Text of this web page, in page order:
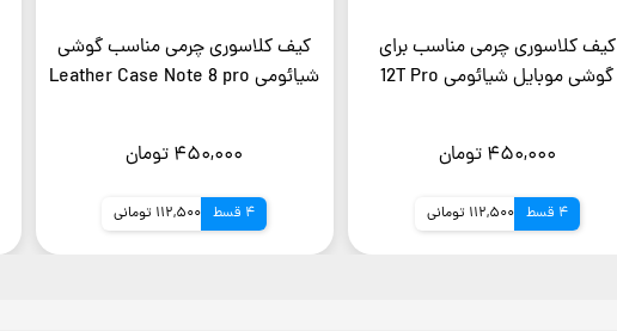
کیف کلاسوری چرمی مناسب گوشی
شیائومی Leather Case Note 8 pro
۴۵۰,۰۰۰ تومان
4 قسط 112,500 تومانی
کیف کلاسوری چرمی مناسب برای
گوشی موبایل شیائومی 12T Pro
۴۵۰,۰۰۰ تومان
4 قسط 112,500 تومانی